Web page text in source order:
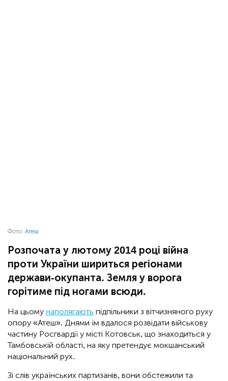
Фото: Атеш
Розпочата у лютому 2014 році війна
проти України шириться регіонами
держави-окупанта. Земля у ворога
горітиме під ногами всюди.
На цьому наполягають підпільники з вітчизняного руху
опору «Атеш». Днями їм вдалося розвідати військову
частину Росгвардії у місті Котовськ, що знаходиться у
Тамбовській області, на яку претендує мокшанський
національний рух.
Зі слів українських партизанів, вони обстежили та